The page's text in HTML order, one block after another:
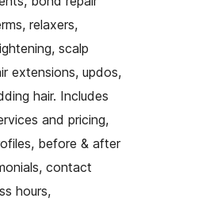
relaxers,
scalp
extensions, updos,
hair. Includes
and pricing,
before & after
contact
hours,